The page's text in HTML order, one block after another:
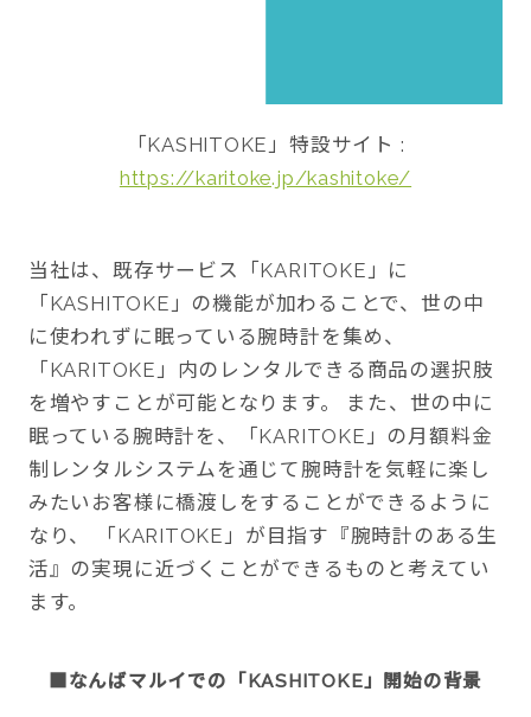
「KASHITOKE」特設サイト :
https://karitoke.jp/kashitoke/
当社は、既存サービス「KARITOKE」に
「KASHITOKE」の機能が加わることで、世の中
に使われずに眠っている腕時計を集め、
「KARITOKE」内のレンタルできる商品の選択肢
を増やすことが可能となります。 また、世の中に
眠っている腕時計を、「KARITOKE」の月額料金
制レンタルシステムを通じて腕時計を気軽に楽し
みたいお客様に橋渡しをすることができるように
なり、 「KARITOKE」が目指す『腕時計のある生
活』の実現に近づくことができるものと考えてい
ます。
■なんばマルイでの「KASHITOKE」開始の背景